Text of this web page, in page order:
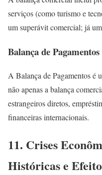
serviços (como turismo e
um superávit comercial; já
Balança de Pagamentos
A Balança de Pagamentos é
não apenas a balança
estrangeiros diretos,
financeiras internacionais.
11. Crises
Históricas e